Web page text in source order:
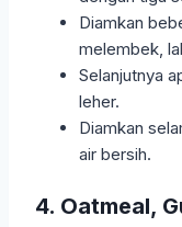
Diamkan
melembek,
Selanjutnya
leher.
Diamkan
air bersih.
4. Oatmeal,